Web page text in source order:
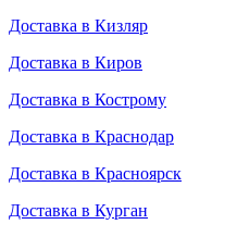
Доставка в Кизляр
Доставка в Киров
Доставка в Кострому
Доставка в Краснодар
Доставка в Красноярск
Доставка в Курган